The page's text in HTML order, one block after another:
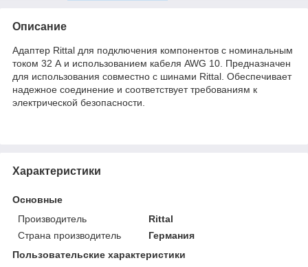
Описание
Адаптер Rittal для подключения компонентов с номинальным
током 32 А и использованием кабеля AWG 10. Предназначен
для использования совместно с шинами Rittal. Обеспечивает
надежное соединение и соответствует требованиям к
электрической безопасности.
Характеристики
Основные
Производитель
Rittal
Страна производитель
Германия
Пользовательские характеристики